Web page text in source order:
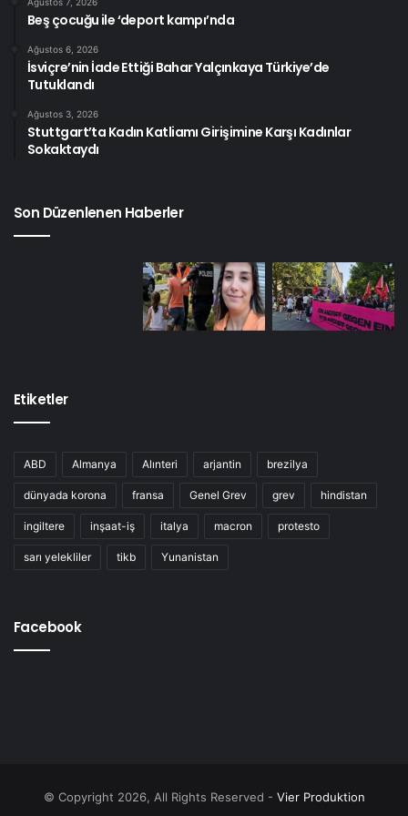
halka sesini duyurmaya çalışıyor
Bizler bütün insanlık, bu çığlığı duyuyor muyuz?
Beş çocuğu ile ‘deport kampı’nda
Ağustos 6, 2026
İsviçre’nin İade Ettiği Bahar Yalçınkaya Türkiye’de
Tutuklandı
Ağustos 3, 2026
Stuttgart’ta Kadın Katliamı Girişimine Karşı Kadınlar
Sokaktaydı
Son Düzenlenen Haberler
Etiketler
ABD Almanya Alınteri arjantin brezilya
dünyada korona fransa Genel Grev grev hindistan
ingiltere inşaat-iş italya macron protesto
sarı yelekliler tikb Yunanistan
Facebook
© Copyright 2026, All Rights Reserved - Vier Produktion